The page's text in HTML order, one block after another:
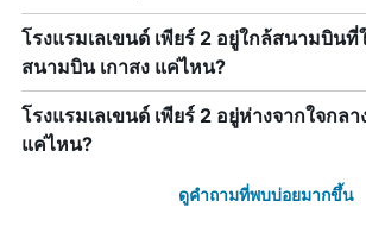
โรงแรมเลเขนด์ เพียร์ 2 อยู่ใกล้สนามบิน
สนามบิน เกาสง แค่ไหน?
โรงแรมเลเขนด์ เพียร์ 2 อยู่ห่างจากใจกลา
แค่ไหน?
ดูคำถามที่พบบ่อยมากขึ้น